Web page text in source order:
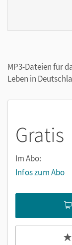
MP3-Dateien für
Leben in
Gratis
Im Abo:
Infos zum Abo